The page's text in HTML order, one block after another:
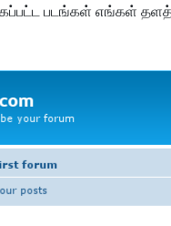
படங்கள் எங்கள்